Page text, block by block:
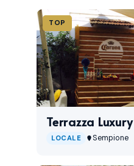
TOP
Terrazza Luxury
LOCALE Sempione